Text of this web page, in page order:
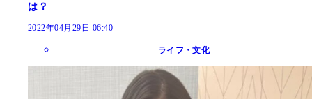
は？
2022年04月29日 06:40
ライフ・文化